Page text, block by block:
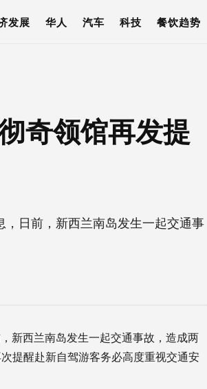
发展 华人 汽车 科技 餐饮趋势
奇领馆再发提
日前，新西兰南岛发生一起交通事
西兰南岛发生一起交通事故，造成两
提醒赴新自驾游客务必高度重视交通安